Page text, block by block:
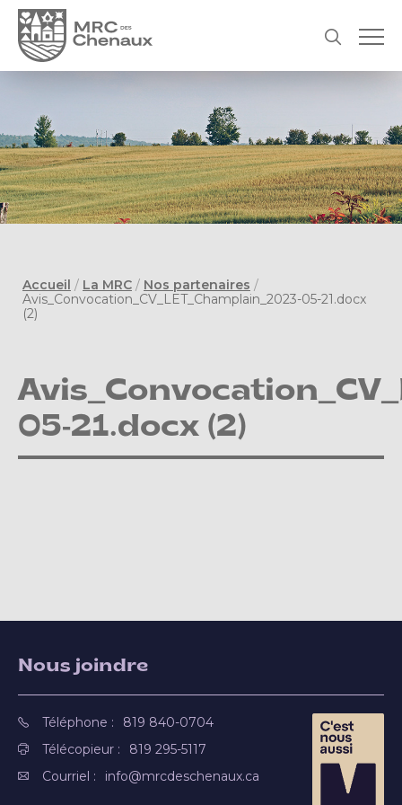
Accueil / La MRC / Nos partenaires /
Avis_Convocation_CV_LET_Champlain_2023-05-21.docx
(2)
05-21.docx (2)
Nous joindre
Téléphone :
819 840-0704
Télécopieur :
819 295-5117
Courriel :
info@mrcdeschenaux.ca